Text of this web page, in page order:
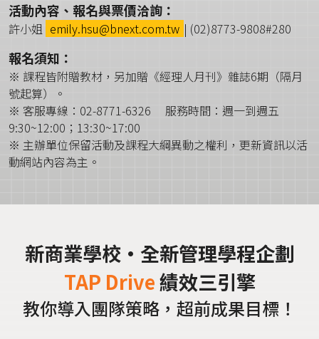
活動內容、報名與票價洽詢：
許小姐 emily.hsu@bnext.com.tw | (02)8773-9808#280
報名須知：
※ 課程皆附贈教材，另加贈《經理人月刊》雜誌6期（隔月
號起算）。
※ 客服專線：02-8771-6326 服務時間：週一到週五
9:30~12:00；13:30~17:00
※ 主辦單位保留活動及課程大綱異動之權利，更新資訊以活
動網站內容為主。
新商業學校·全新管理學程企劃
TAP Drive績效三引擎
教你導入團隊策略，超前成果目標！